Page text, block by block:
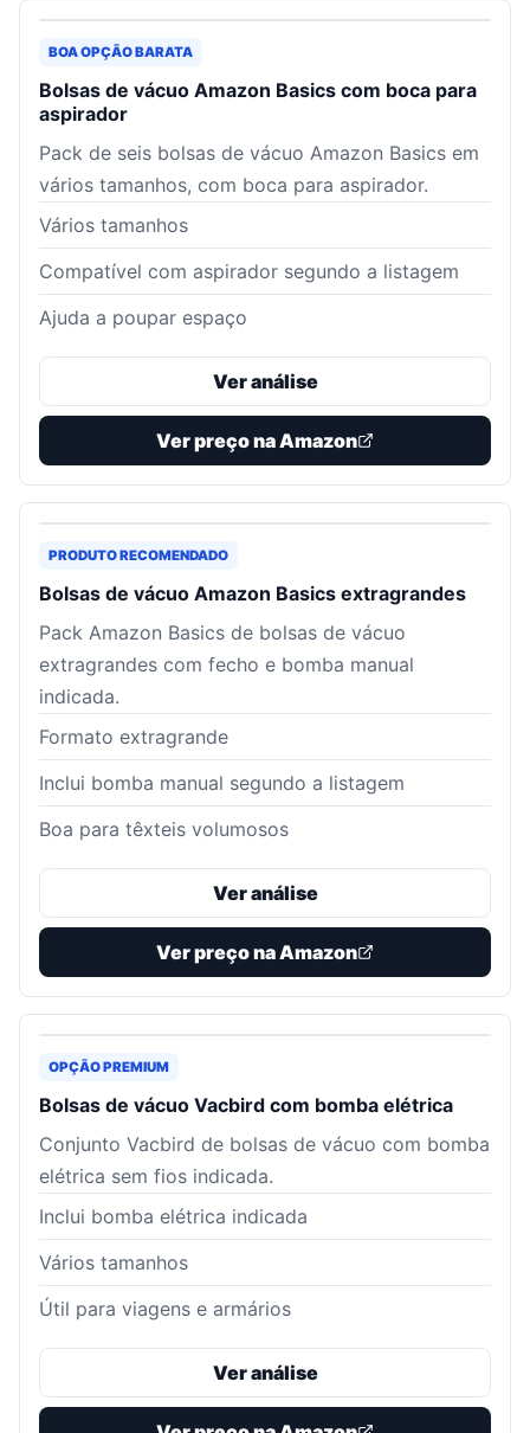
BOA OPÇÃO BARATA
Bolsas de vácuo Amazon Basics com boca para
aspirador
Pack de seis bolsas de vácuo Amazon Basics em
vários tamanhos, com boca para aspirador.
Vários tamanhos
Compatível com aspirador segundo a listagem
Ajuda a poupar espaço
Ver análise
Ver preço na Amazon
PRODUTO RECOMENDADO
Bolsas de vácuo Amazon Basics extragrandes
Pack Amazon Basics de bolsas de vácuo
extragrandes com fecho e bomba manual
indicada.
Formato extragrande
Inclui bomba manual segundo a listagem
Boa para têxteis volumosos
Ver análise
Ver preço na Amazon
OPÇÃO PREMIUM
Bolsas de vácuo Vacbird com bomba elétrica
Conjunto Vacbird de bolsas de vácuo com bomba
elétrica sem fios indicada.
Inclui bomba elétrica indicada
Vários tamanhos
Útil para viagens e armários
Ver análise